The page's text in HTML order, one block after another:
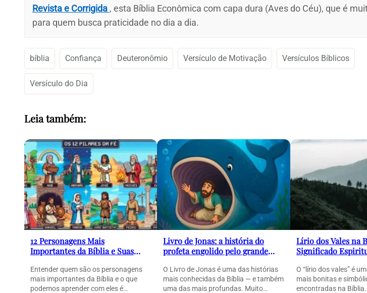
Revista e Corrigida , esta Bíblia Econômica com capa dura (Aves do Céu), que é
para quem busca praticidade no dia a dia.
bíblia Confiança Deuteronômio Versículo de Motivação Versículos Bíblicos
Versículo do Dia
Leia também:
12 Personagens Mais
Importantes da Bíblia e Suas
Entender quem são os personagens
mais importantes da Bíblia e o que
podemos aprender com eles é
Livro de Jonas: a história do
profeta engolido pelo grande
O Livro de Jonas é uma das histórias
mais conhecidas da Bíblia — e também
uma das mais profundas. Muito…
Lírio dos Vales na
Significado
O “lírio dos vales” é
mais bonitas e
encontradas na